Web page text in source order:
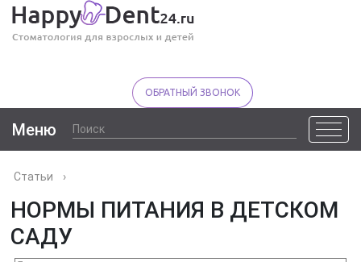
ОБРАТНЫЙ ЗВОНОК
Меню
Статьи ›
НОРМЫ ПИТАНИЯ В ДЕТСКОМ
САДУ